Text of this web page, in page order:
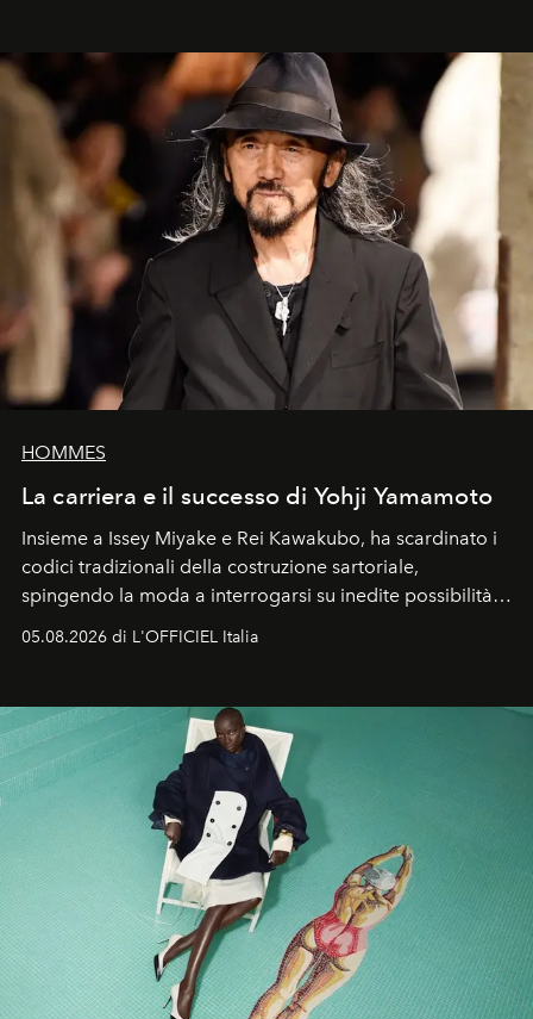
HOMMES
La carriera e il successo di Yohji Yamamoto
Insieme a Issey Miyake e Rei Kawakubo, ha scardinato i
codici tradizionali della costruzione sartoriale,
spingendo la moda a interrogarsi su inedite possibilità
formali e a ridefinire il concetto stesso di silhouette.
un’impronta indelebile nella storia della moda.
05.08.2026 di L'OFFICIEL Italia